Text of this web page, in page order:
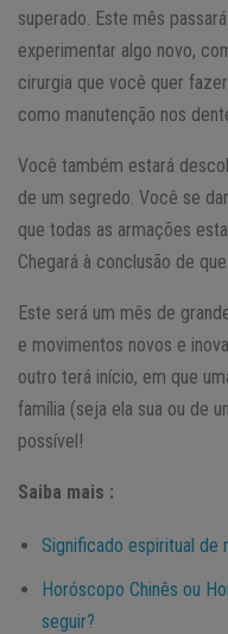
superado. Este mês
experimentar algo novo,
cirurgia que você quer
como manutenção nos
Você também estará
de um segredo. Você se
que todas as armações
Chegará à conclusão de
Este será um mês de
e movimentos novos e
outro terá início, em que
família (seja ela sua ou de
possível!
Saiba mais :
Significado espiritual de
Horóscopo Chinês ou
seguir?